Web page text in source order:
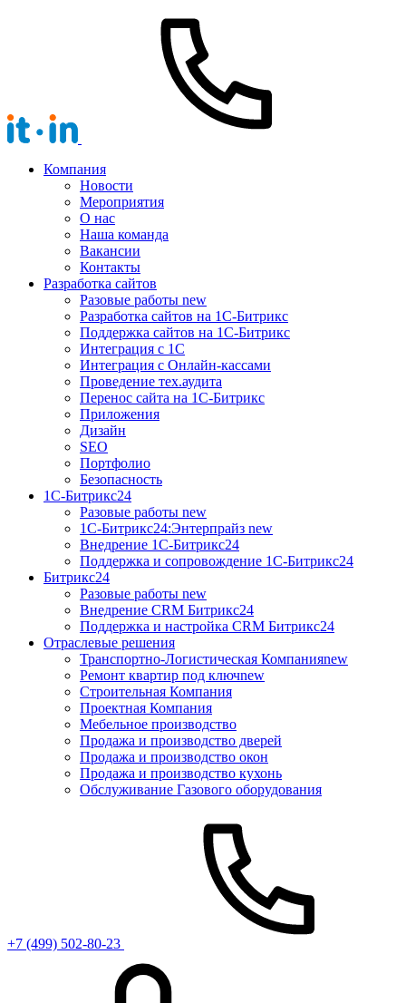
Компания
Новости
Мероприятия
О нас
Наша команда
Вакансии
Контакты
Разработка сайтов
Разовые работы new
Разработка сайтов на 1С-Битрикс
Поддержка сайтов на 1С-Битрикс
Интеграция с 1С
Интеграция с Онлайн-кассами
Проведение тех.аудита
Перенос сайта на 1С-Битрикс
Приложения
Дизайн
SEO
Портфолио
Безопасность
1C-Битрикс24
Разовые работы new
1С-Битрикс24:Энтерпрайз new
Внедрение 1C-Битрикс24
Поддержка и сопровождение 1С-Битрикс24
Битрикс24
Разовые работы new
Внедрение CRM Битрикс24
Поддержка и настройка CRM Битрикс24
Отраслевые решения
Транспортно-Логистическая Компанияnew
Ремонт квартир под ключnew
Строительная Компания
Проектная Компания
Мебельное производство
Продажа и производство дверей
Продажа и производство окон
Продажа и производство кухонь
Обслуживание Газового оборудования
+7 (499) 502-80-23